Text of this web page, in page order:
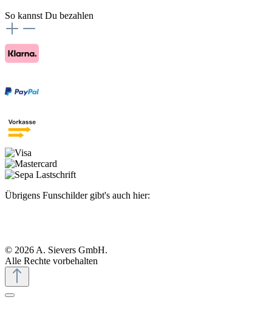
So kannst Du bezahlen
Übrigens Funschilder gibt's auch hier:
© 2026 A. Sievers GmbH.
Alle Rechte vorbehalten